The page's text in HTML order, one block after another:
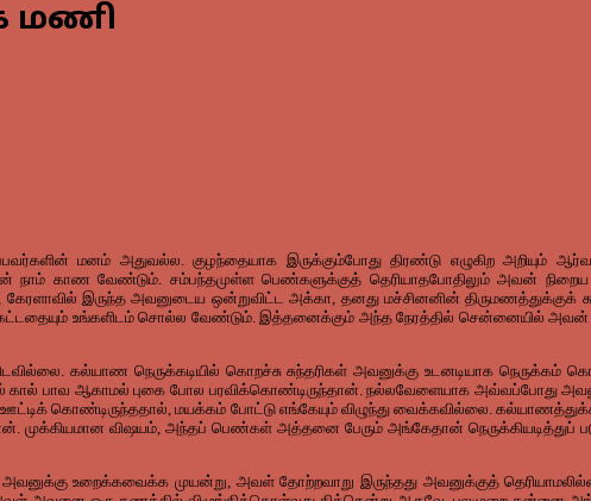
மணி
மனம் அதுவல்ல. குழந்தையாக இருக்கும்போது திரண்டு எழுகிற அறியும்
காண வேண்டும். சம்பந்தமுள்ள பெண்களுக்குத் தெரியாதபோதிலும் அவன்
இருந்த அவனுடைய ஒன்றுவிட்ட அக்கா, தனது மச்சினனின் திருமணத்துக்குக்
உங்களிடம் சொல்ல வேண்டும். இத்தனைக்கும் அந்த நேரத்தில் சென்னையில் அவன்
கல்யாண நெருக்கடியில் கொறச்சு சுந்தரிகள் அவனுக்கு உடனடியாக நெருக்கம்
பாவ ஆகாமல் புகை போல பரவிக்கொண்டிருந்தான். நல்லவேளையாக அவ்வப்போது
கொண்டிருந்ததால், மயக்கம் போட்டு எங்கேயும் விழுந்து வைக்கவில்லை.
விஷயம், அந்தப் பெண்கள் அத்தனை பேரும் அங்கேதான்
அவனுக்கு உறைக்கவைக்க முயன்று, அவள் தோற்றவாறு இருந்தது அவனுக்குத்